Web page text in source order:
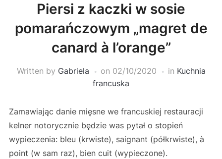
Piersi z kaczki w sosie
pomarańczowym „magret de
canard à l’orange”
Written by Gabriela on 02/10/2020 in Kuchnia
francuska
Zamawiając danie mięsne we francuskiej restauracji
kelner notorycznie będzie was pytał o stopień
wypieczenia: bleu (krwiste), saignant (półkrwiste), à
point (w sam raz), bien cuit (wypieczone).